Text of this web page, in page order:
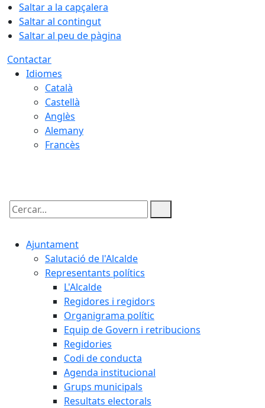
Saltar a la capçalera
Saltar al contingut
Saltar al peu de pàgina
Contactar
Idiomes
Català
Castellà
Anglès
Alemany
Francès
Cercar:
Ajuntament
Salutació de l'Alcalde
Representants polítics
L'Alcalde
Regidores i regidors
Organigrama polític
Equip de Govern i retribucions
Regidories
Codi de conducta
Agenda institucional
Grups municipals
Resultats electorals